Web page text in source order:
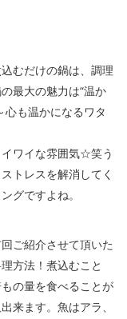
むだけの鍋は、調理
最大の魅力は“温か
心も温かになるワタ
ワイな雰囲気☆笑う
トレスを解消してく
グですよね。
ご紹介させて頂いた
方法！煮込むこと
の量を食べることが
来ます。魚はアラ、